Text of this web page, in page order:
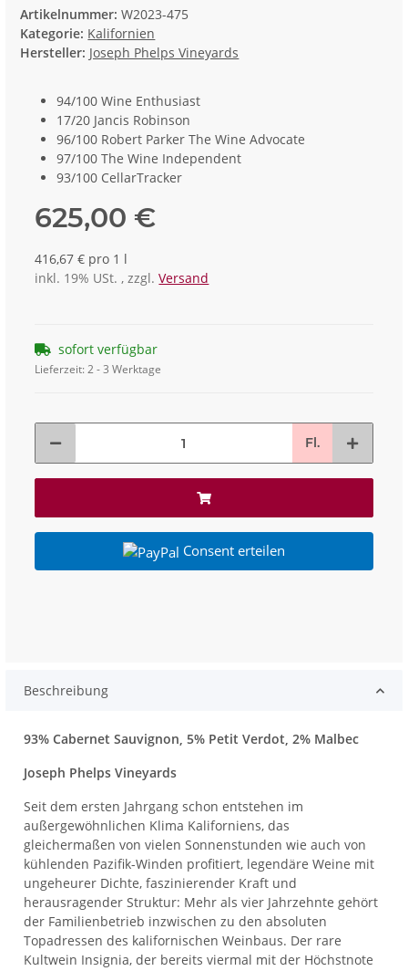
Artikelnummer:W2023-475
Kategorie: Kalifornien
Hersteller: Joseph Phelps Vineyards
94/100 Wine Enthusiast
17/20 Jancis Robinson
96/100 Robert Parker The Wine Advocate
97/100 The Wine Independent
93/100 CellarTracker
625,00 €
416,67 € pro 1 l
inkl. 19% USt. , zzgl.Versand
sofort verfügbar
Lieferzeit:2 - 3 Werktage
Fl.
Consent erteilen
Beschreibung
93% Cabernet Sauvignon, 5% Petit Verdot, 2% Malbec
Joseph Phelps Vineyards
Seit dem ersten Jahrgang schon entstehen im
außergewöhnlichen Klima Kaliforniens, das
gleichermaßen von vielen Sonnenstunden wie auch von
kühlenden Pazifik-Winden profitiert, legendäre Weine mit
ungeheurer Dichte, faszinierender Kraft und
herausragender Struktur: Mehr als vier Jahrzehnte gehört
der Familienbetrieb inzwischen zu den absoluten
Topadressen des kalifornischen Weinbaus. Der rare
Kultwein Insignia, der bereits viermal mit der Höchstnote